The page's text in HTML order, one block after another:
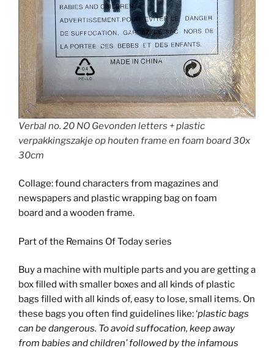
Verbal no. 20 NO Gevonden letters + plastic
verpakkingszakje op houten frame en foam board 30x
30cm
Collage: found characters from magazines and
newspapers and plastic wrapping bag on foam
board and a wooden frame.
Part of the Remains Of Today series
Buy a machine with multiple parts and you are getting a
box filled with smaller boxes and all kinds of plastic
bags filled with all kinds of, easy to lose, small items. On
these bags you often find guidelines like: ‘plastic bags
can be dangerous. To avoid suffocation, keep away
from babies and children’ followed by the infamous